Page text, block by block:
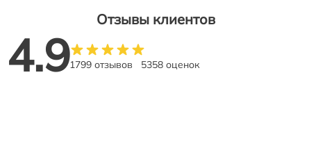
Отзывы клиентов
4.91799 отзывов 5358 оценок